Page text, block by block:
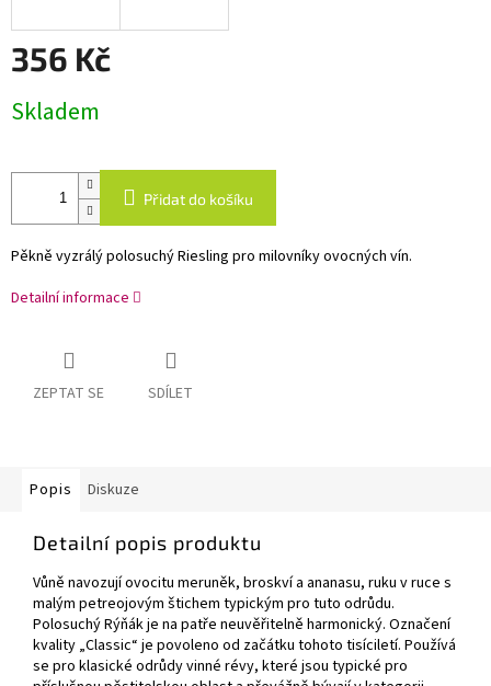
356 Kč
cena:
Skladem
Přidat do košíku
Pěkně vyzrálý polosuchý Riesling pro milovníky ovocných vín.
Detailní informace
ZEPTAT SE SDÍLET
Popis Diskuze
Detailní popis produktu
Vůně navozují ovocitu meruněk, broskví a ananasu, ruku v ruce s
malým petreojovým štichem typickým pro tuto odrůdu.
Polosuchý Rýňák je na patře neuvěřitelně harmonický. Označení
kvality „Classic“ je povoleno od začátku tohoto tisíciletí. Používá
se pro klasické odrůdy vinné révy, které jsou typické pro